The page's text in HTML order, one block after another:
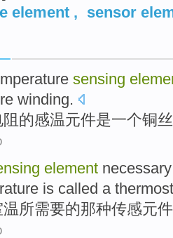
element , sensor
sensing
winding.
的感温元件是一个铜丝
element necessary
is called a
所需要的那种传感元件